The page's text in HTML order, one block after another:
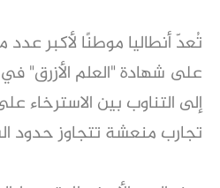
تُعدّ أنطاليا موطنًا لأكبر
على شهادة "العلم الأزرق" في
إلى التناوب بين
تجارب منعشة تتجاوز حدود